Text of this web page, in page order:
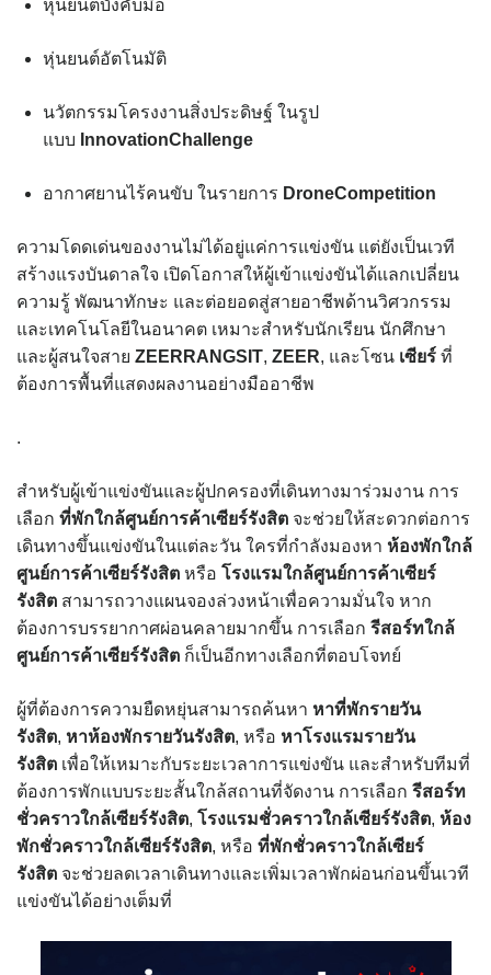
หุ่นยนต์บังคับมือ
หุ่นยนต์อัตโนมัติ
นวัตกรรมโครงงานสิ่งประดิษฐ์ ในรูป
แบบ InnovationChallenge
อากาศยานไร้คนขับ ในรายการ DroneCompetition
ความโดดเด่นของงานไม่ได้อยู่แค่การแข่งขัน แต่ยังเป็นเวที
สร้างแรงบันดาลใจ เปิดโอกาสให้ผู้เข้าแข่งขันได้แลกเปลี่ยน
ความรู้ พัฒนาทักษะ และต่อยอดสู่สายอาชีพด้านวิศวกรรม
และเทคโนโลยีในอนาคต เหมาะสำหรับนักเรียน นักศึกษา
และผู้สนใจสาย ZEERRANGSIT, ZEER, และโซน เซียร์ ที่
ต้องการพื้นที่แสดงผลงานอย่างมืออาชีพ
.
สำหรับผู้เข้าแข่งขันและผู้ปกครองที่เดินทางมาร่วมงาน การ
เลือก ที่พักใกล้ศูนย์การค้าเซียร์รังสิต จะช่วยให้สะดวกต่อการ
เดินทางขึ้นแข่งขันในแต่ละวัน ใครที่กำลังมองหา ห้องพักใกล้
ศูนย์การค้าเซียร์รังสิต หรือ โรงแรมใกล้ศูนย์การค้าเซียร์
รังสิต สามารถวางแผนจองล่วงหน้าเพื่อความมั่นใจ หาก
ต้องการบรรยากาศผ่อนคลายมากขึ้น การเลือก รีสอร์ทใกล้
ศูนย์การค้าเซียร์รังสิต ก็เป็นอีกทางเลือกที่ตอบโจทย์
ผู้ที่ต้องการความยืดหยุ่นสามารถค้นหา หาที่พักรายวัน
รังสิต, หาห้องพักรายวันรังสิต, หรือ หาโรงแรมรายวัน
รังสิต เพื่อให้เหมาะกับระยะเวลาการแข่งขัน และสำหรับทีมที่
ต้องการพักแบบระยะสั้นใกล้สถานที่จัดงาน การเลือก รีสอร์ท
ชั่วคราวใกล้เซียร์รังสิต, โรงแรมชั่วคราวใกล้เซียร์รังสิต, ห้อง
พักชั่วคราวใกล้เซียร์รังสิต, หรือ ที่พักชั่วคราวใกล้เซียร์
รังสิต จะช่วยลดเวลาเดินทางและเพิ่มเวลาพักผ่อนก่อนขึ้นเวที
แข่งขันได้อย่างเต็มที่